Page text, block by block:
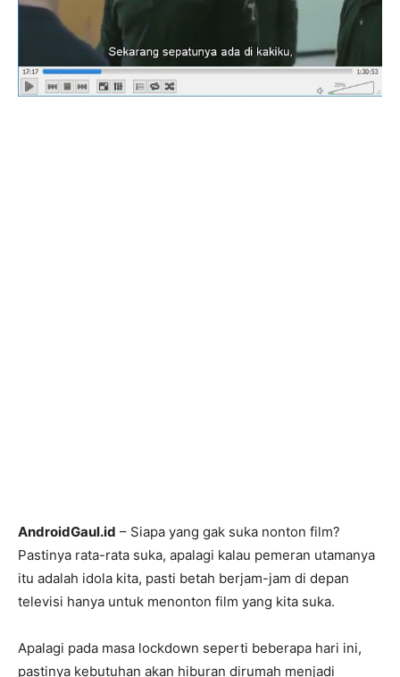
AndroidGaul.id – Siapa yang gak suka nonton film?
Pastinya rata-rata suka, apalagi kalau pemeran utamanya
itu adalah idola kita, pasti betah berjam-jam di depan
televisi hanya untuk menonton film yang kita suka.
Apalagi pada masa lockdown seperti beberapa hari ini,
pastinya kebutuhan akan hiburan dirumah menjadi